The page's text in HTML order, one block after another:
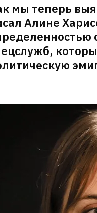
мы теперь
Алине